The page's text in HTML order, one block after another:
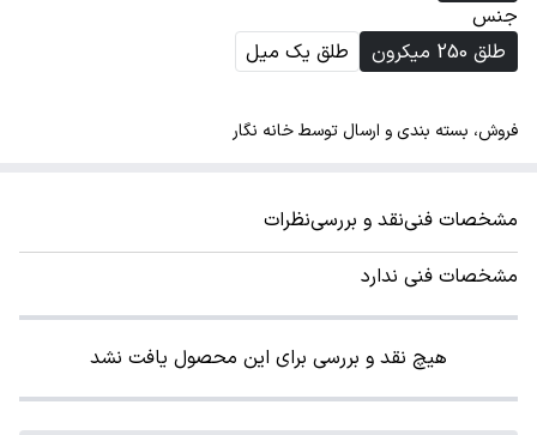
جنس
طلق 250 میکرون
طلق یک میل
فروش، بسته بندی و ارسال توسط خانه نگار
مشخصات فنینقد و بررسینظرات
مشخصات فنی ندارد
هیچ نقد و بررسی برای این محصول یافت نشد